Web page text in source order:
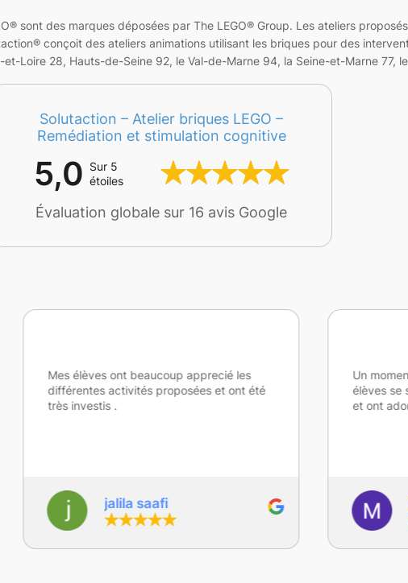
sont des marques déposées par The LEGO® Group. Les ateliers
conçoit des ateliers animations utilisant les briques pour des
Loire 28, Hauts-de-Seine 92, le Val-de-Marne 94, la Seine-et-Marne 77,
Solutaction – Atelier briques LEGO –
Remédiation et stimulation cognitive
5,0 Sur 5
étoiles
Évaluation globale sur 16 avis Google
jalila saafi
Mes élèves ont beaucoup apprecié les
différentes activités proposées et ont été
très investis .
Un
élèves se
et ont